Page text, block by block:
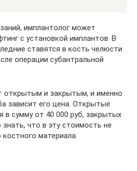
имплантолог может
с установкой имплантов. В
ставятся в кость челюсти
операции субантральной
открытым и закрытым, и именно
зависит его цена. Открытые
в сумму от 40 000 руб, закрытых
что в эту стоимость не
материала.